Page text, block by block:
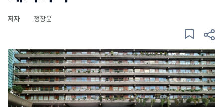
저자 정창윤